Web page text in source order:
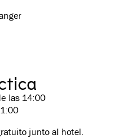
las 14:00
junto al hotel.